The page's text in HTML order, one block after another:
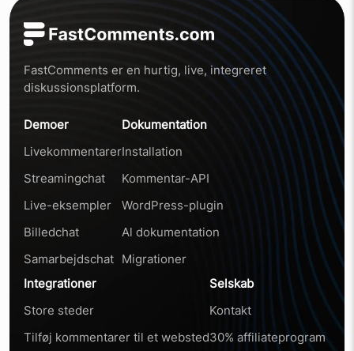
FastComments er en hurtig, live, integreret
diskussionsplatform.
Demoer
Livekommentarer
Streamingchat
Live-eksempler
Billedchat
Samarbejdschat
Dokumentation
Installation
Kommentar-API
WordPress-plugin
Al dokumentation
Migrationer
Integrationer
Store steder
Tilføj kommentarer til et websted
Selskab
Kontakt
30% affiliateprogram